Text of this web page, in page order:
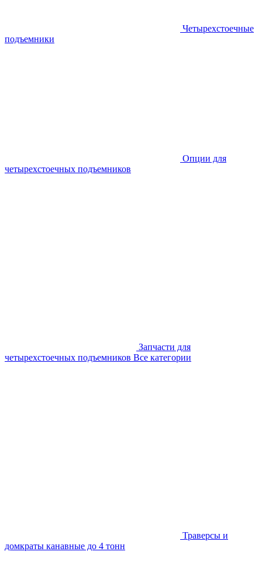
Четырехстоечные
подъемники
Опции для
четырехстоечных подъемников
Запчасти для
четырехстоечных подъемников Все категории
Траверсы и
домкраты канавные до 4 тонн